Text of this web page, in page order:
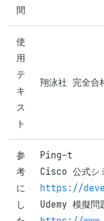
間
使
用
テ
キ
ス
ト
翔泳社 完全合
参
考
に
し
Ping-t
https://